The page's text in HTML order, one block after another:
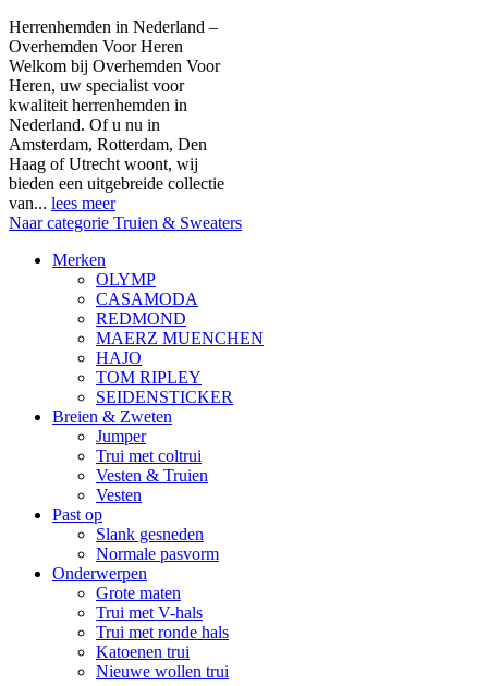
Herrenhemden in Nederland –
Overhemden Voor Heren
Welkom bij Overhemden Voor
Heren, uw specialist voor
kwaliteit herrenhemden in
Nederland. Of u nu in
Amsterdam, Rotterdam, Den
Haag of Utrecht woont, wij
bieden een uitgebreide collectie
van... lees meer
Naar categorie Truien & Sweaters
Merken
OLYMP
CASAMODA
REDMOND
MAERZ MUENCHEN
HAJO
TOM RIPLEY
SEIDENSTICKER
Breien & Zweten
Jumper
Trui met coltrui
Vesten & Truien
Vesten
Past op
Slank gesneden
Normale pasvorm
Onderwerpen
Grote maten
Trui met V-hals
Trui met ronde hals
Katoenen trui
Nieuwe wollen trui